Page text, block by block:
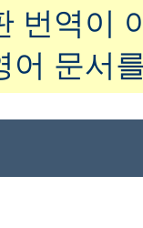
번역이
어 문서